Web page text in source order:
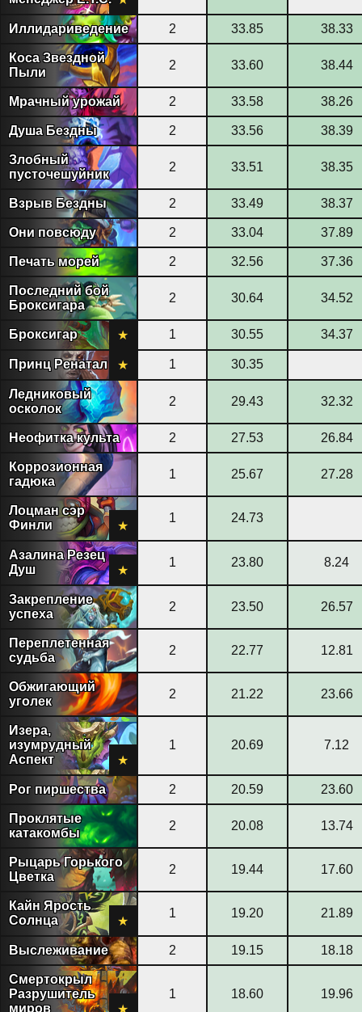
Иллидариведение 2 33.85 38.33
Коса Звездной
Пыли
2 33.60 38.44
Мрачный урожай 2 33.58 38.26
Душа Бездны 2 33.56 38.39
Злобный
пусточешуйник
2 33.51 38.35
Взрыв Бездны 2 33.49 38.37
Они повсюду 2 33.04 37.89
Печать морей 2 32.56 37.36
Последний бой
Броксигара
2 30.64 34.52
Броксигар ★ 1 30.55 34.37
Принц Ренатал ★ 1 30.35
Ледниковый
осколок
2 29.43 32.32
Неофитка культа 2 27.53 26.84
Коррозионная
гадюка
1 25.67 27.28
Лоцман сэр
Финли
★
1 24.73
Азалина Резец
Душ
★
1 23.80 8.24
Закрепление
успеха
2 23.50 26.57
Переплетенная
судьба
2 22.77 12.81
Обжигающий
уголек
2 21.22 23.66
Изера,
изумрудный
Аспект
★
1 20.69 7.12
Рог пиршества 2 20.59 23.60
Проклятые
катакомбы
2 20.08 13.74
Рыцарь Горького
Цветка
2 19.44 17.60
Кайн Ярость
Солнца
★
1 19.20 21.89
Выслеживание 2 19.15 18.18
Смертокрыл
Разрушитель
миров
★
1 18.60 19.96